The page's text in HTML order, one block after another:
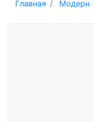
Главная Модерн